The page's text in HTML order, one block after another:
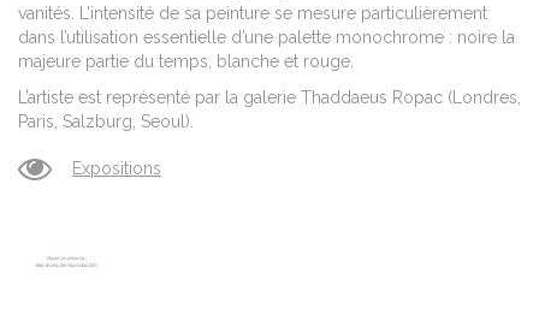
vanités. L’intensité de sa peinture se mesure particulièrement
dans l’utilisation essentielle d’une palette monochrome : noire la
majeure partie du temps, blanche et rouge.
L’artiste est représenté par la galerie Thaddaeus Ropac (Londres,
Paris, Salzburg, Seoul).
Expositions